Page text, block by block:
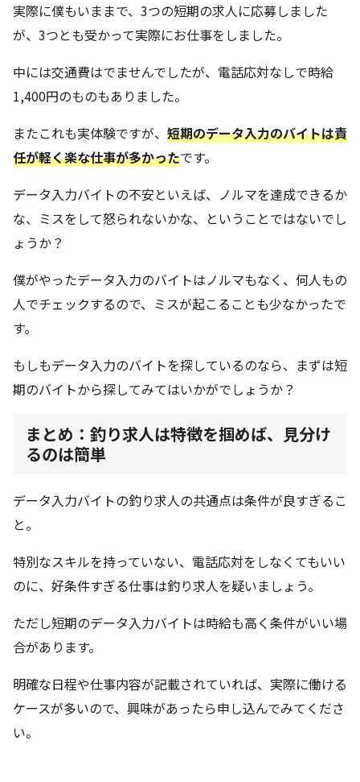
実際に僕もいままで、3つの短期の求人に応募しました
が、3つとも受かって実際にお仕事をしました。
中には交通費はでませんでしたが、電話応対なしで時給
1,400円のものもありました。
またこれも実体験ですが、 短期のデータ入力のバイトは責
任が軽く楽な仕事が多かったです。
データ入力バイトの不安といえば、ノルマを達成できるか
な、ミスをして怒られないかな、ということではないでし
ょうか？
僕がやったデータ入力のバイトはノルマもなく、何人もの
人でチェックするので、ミスが起こることも少なかったで
す。
もしもデータ入力のバイトを探しているのなら、まずは短
期のバイトから探してみてはいかがでしょうか？
まとめ：釣り求人は特徴を掴めば、見分け
るのは簡単
データ入力バイトの釣り求人の共通点は条件が良すぎるこ
と。
特別なスキルを持っていない、電話応対をしなくてもいい
のに、好条件すぎる仕事は釣り求人を疑いましょう。
ただし短期のデータ入力バイトは時給も高く条件がいい場
合があります。
明確な日程や仕事内容が記載されていれば、実際に働ける
ケースが多いので、興味があったら申し込んでみてくださ
い。